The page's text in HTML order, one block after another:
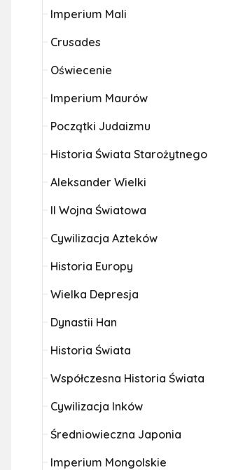
Imperium Mali
Crusades
Oświecenie
Imperium Maurów
Początki Judaizmu
Historia Świata Starożytnego
Aleksander Wielki
II Wojna Światowa
Cywilizacja Azteków
Historia Europy
Wielka Depresja
Dynastii Han
Historia Świata
Współczesna Historia Świata
Cywilizacja Inków
Średniowieczna Japonia
Imperium Mongolskie